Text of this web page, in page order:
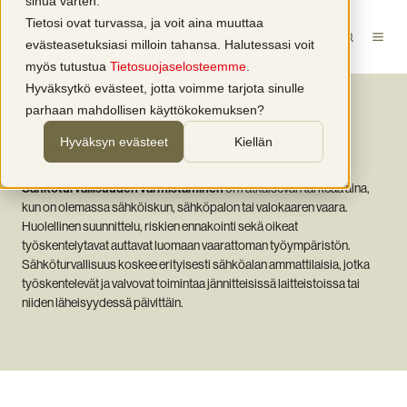
Tietosi ovat turvassa, ja voit aina muuttaa
evästeasetuksiasi milloin tahansa. Halutessasi voit
myös tutustua Tietosuojaselosteemme
Hyväksytkö evästeet, jotta voimme tarjota sinulle
parhaan mahdollisen käyttökokemuksen?
Hyväksyn evästeet Kiellän
Sähkötyöturvallisuus­koulutukset
Sähköturvallisuuden varmistaminenon ratkaisevan tärkeää aina,
kun on olemassa sähköiskun, sähköpalon tai valokaaren vaara.
Huolellinen suunnittelu, riskien ennakointi sekä oikeat
työskentelytavat auttavat luomaan vaarattoman työympäristön.
Sähköturvallisuus koskee erityisesti sähköalan ammattilaisia, jotka
työskentelevät ja valvovat toimintaa jännitteisissä laitteistoissa tai
niiden läheisyydessä päivittäin.